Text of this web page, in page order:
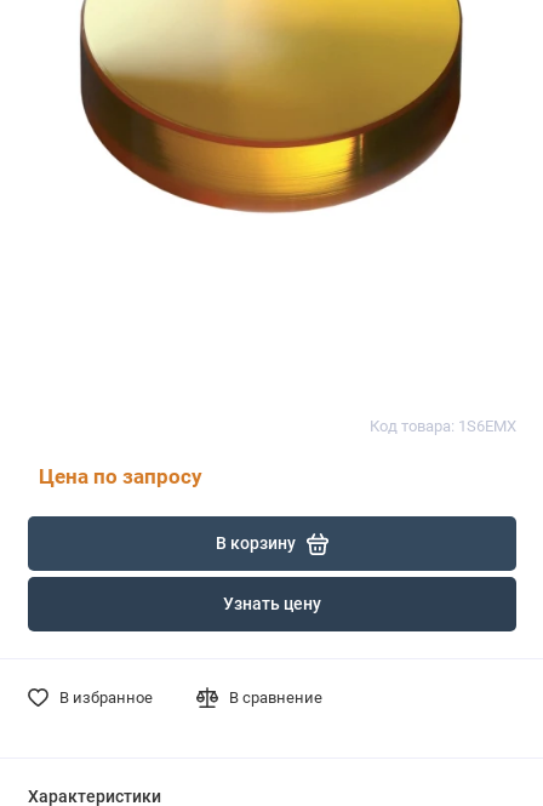
Код товара: 1S6EMX
Цена по запросу
В корзину
Узнать цену
В избранное В сравнение
Характеристики